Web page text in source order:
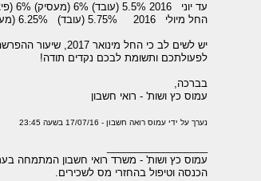
עד יוני 2016 5.5% (עובד) 6% (מעסיק) 6% (פיצויים).
החל מיולי 2016 5.75% (עובד) 6.25% (מעסיק) 6% (פיצויים).
יש לשים לב כי החל מינואר 2017, שיעור ההפרשה לעובד ומעסיק יגדלו שוב ב-0.25% כל אחד.
לפעולתכם ותשומת לבכם נקדים תודה!
בברכה,
עמוס כץ ושות' - רואי חשבון
נערך על ידי עמוס רואה חשבון - 17/07/16 בשעה 23:45
עמוס כץ ושות' - משרד רואי חשבון המתמחה
הכנסה וטיפול בהחזרי מס לשכירים.